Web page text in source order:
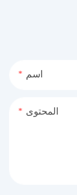
اسم
المحتوى